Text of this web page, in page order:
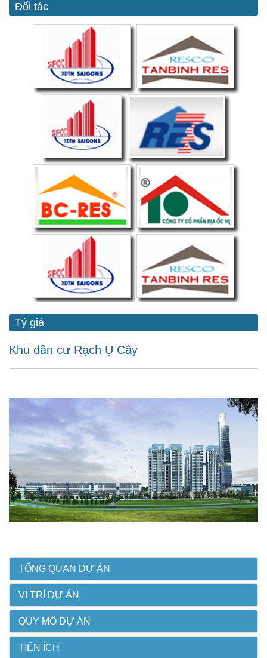
Đối tác
Tỷ giá
Khu dân cư Rạch Ụ Cây
TỔNG QUAN DỰ ÁN
VỊ TRÍ DỰ ÁN
QUY MÔ DỰ ÁN
TIỆN ÍCH